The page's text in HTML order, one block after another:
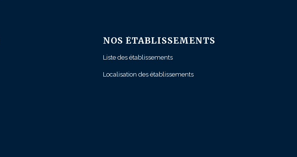
NOS ÉTABLISSEMENTS
Liste des établissements
Localisation des établissements